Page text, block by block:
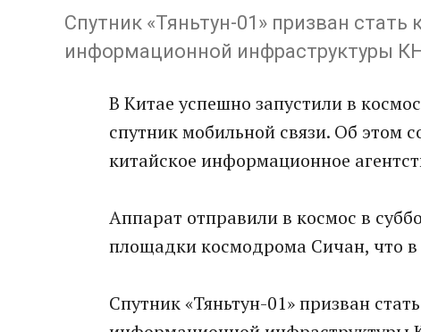
Спутник «Тяньтун-01» призван
информационной инфраструктуры
В Китае успешно запустили в
спутник мобильной связи. Об этом
китайское информационное
Аппарат отправили в космос в
площадки космодрома Сичан, что
Спутник «Тяньтун-01» призван